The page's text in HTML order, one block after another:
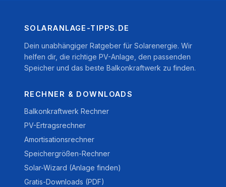
SOLARANLAGE-TIPPS.DE
Dein unabhängiger Ratgeber für Solarenergie. Wir
helfen dir, die richtige PV-Anlage, den passenden
Speicher und das beste Balkonkraftwerk zu finden.
RECHNER & DOWNLOADS
Balkonkraftwerk Rechner
PV-Ertragsrechner
Amortisationsrechner
Speichergrößen-Rechner
Solar-Wizard (Anlage finden)
Gratis-Downloads (PDF)